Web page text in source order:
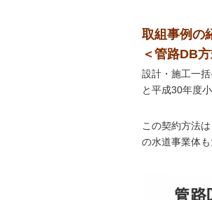
取組事例の
＜管路DB
設計・施工一
と平成30年度
この契約方法
の水道事業体